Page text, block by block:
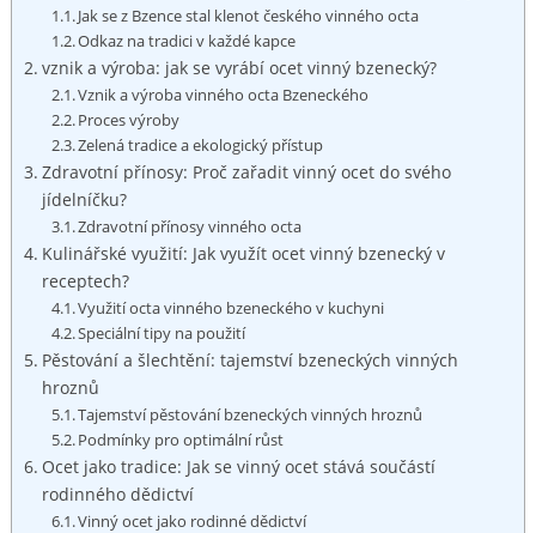
Jak se z Bzence stal klenot českého vinného​ octa
Odkaz na tradici v ‍každé kapce
vznik a výroba: jak‍ se vyrábí⁣ ocet vinný‍ bzenecký?
Vznik a výroba vinného octa Bzeneckého
Proces ⁢výroby
Zelená‌ tradice a ‌ekologický ​přístup
Zdravotní přínosy:⁣ Proč ​zařadit vinný ocet ⁣do svého
jídelníčku?
Zdravotní přínosy vinného octa
Kulinářské‍ využití: Jak ​využít ocet‌ vinný ⁣bzenecký⁤ v
receptech?
Využití octa vinného ‍bzeneckého‍ v⁤ kuchyni
Speciální tipy⁤ na⁣ použití
Pěstování a šlechtění: tajemství bzeneckých vinných
hroznů
Tajemství ‌pěstování bzeneckých ⁢vinných ⁣hroznů
Podmínky pro optimální⁣ růst
Ocet⁢ jako tradice: ‌Jak‌ se vinný ocet stává ​součástí‌
rodinného ‌dědictví
Vinný ocet jako rodinné dědictví